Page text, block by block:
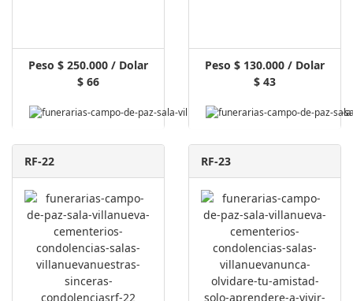
Peso $ 250.000 / Dolar
$ 66
Peso $ 130.000 / Dolar
$ 43
RF-22 RF-23